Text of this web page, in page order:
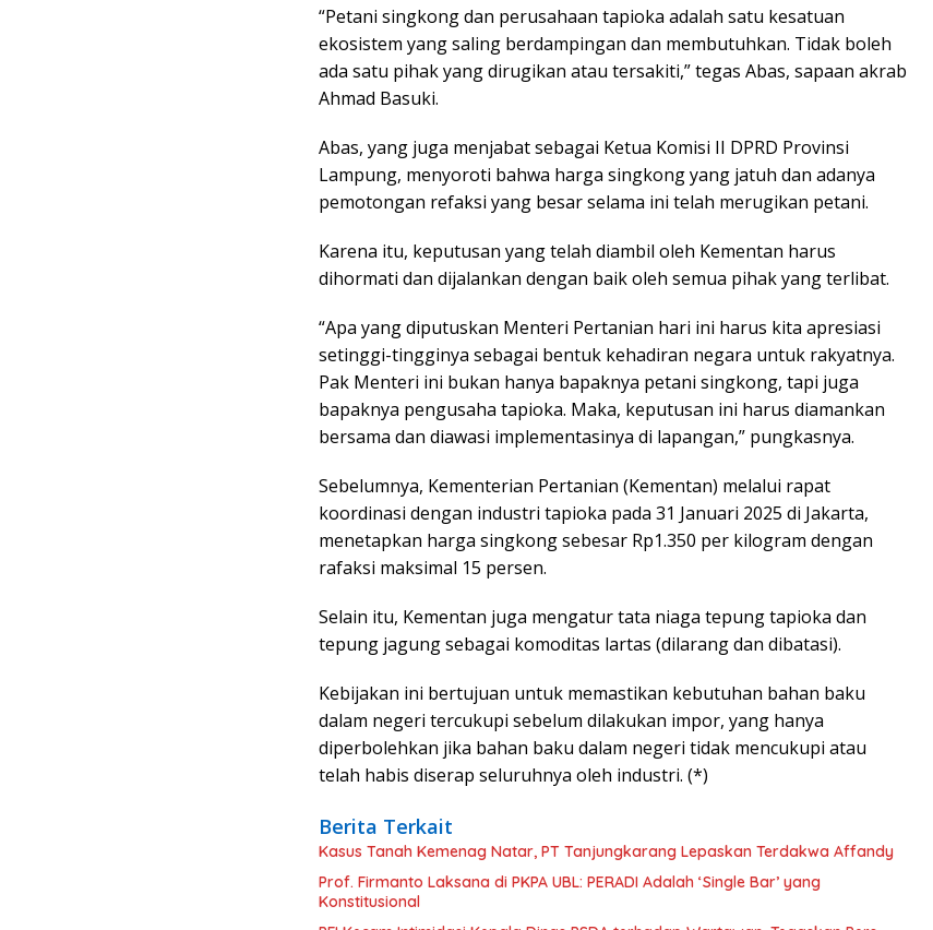
“Petani singkong dan perusahaan tapioka adalah satu kesatuan
ekosistem yang saling berdampingan dan membutuhkan. Tidak boleh
ada satu pihak yang dirugikan atau tersakiti,” tegas Abas, sapaan akrab
Ahmad Basuki.
Abas, yang juga menjabat sebagai Ketua Komisi II DPRD Provinsi
Lampung, menyoroti bahwa harga singkong yang jatuh dan adanya
pemotongan refaksi yang besar selama ini telah merugikan petani.
Karena itu, keputusan yang telah diambil oleh Kementan harus
dihormati dan dijalankan dengan baik oleh semua pihak yang terlibat.
“Apa yang diputuskan Menteri Pertanian hari ini harus kita apresiasi
setinggi-tingginya sebagai bentuk kehadiran negara untuk rakyatnya.
Pak Menteri ini bukan hanya bapaknya petani singkong, tapi juga
bapaknya pengusaha tapioka. Maka, keputusan ini harus diamankan
bersama dan diawasi implementasinya di lapangan,” pungkasnya.
Sebelumnya, Kementerian Pertanian (Kementan) melalui rapat
koordinasi dengan industri tapioka pada 31 Januari 2025 di Jakarta,
menetapkan harga singkong sebesar Rp1.350 per kilogram dengan
rafaksi maksimal 15 persen.
Selain itu, Kementan juga mengatur tata niaga tepung tapioka dan
tepung jagung sebagai komoditas lartas (dilarang dan dibatasi).
Kebijakan ini bertujuan untuk memastikan kebutuhan bahan baku
dalam negeri tercukupi sebelum dilakukan impor, yang hanya
diperbolehkan jika bahan baku dalam negeri tidak mencukupi atau
telah habis diserap seluruhnya oleh industri. (*)
Berita Terkait
Kasus Tanah Kemenag Natar, PT Tanjungkarang Lepaskan Terdakwa Affandy
Prof. Firmanto Laksana di PKPA UBL: PERADI Adalah ‘Single Bar’ yang
Konstitusional